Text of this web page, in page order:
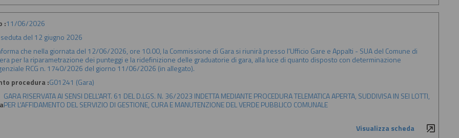
:11/06/2026
seduta del 12 giugno 2026
che nella giornata del 12/06/2026, ore 10.00, la Commissione di Gara si riunirà presso l'Ufficio Gare e Appalti - SUA del Comune di
per la riparametrazione dei punteggi e la ridefinizione delle graduatorie di gara, alla luce di quanto disposto con determinazione
RCG n. 1740/2026 del giorno 11/06/2026 (in allegato).
procedura :G01241 (Gara)
GARA RISERVATA AI SENSI DELL'ART. 61 DEL D.LGS. N. 36/2023 INDETTA MEDIANTE PROCEDURA TELEMATICA APERTA, SUDDIVISA IN SEI LOTTI,
PER L'AFFIDAMENTO DEL SERVIZIO DI GESTIONE, CURA E MANUTENZIONE DEL VERDE PUBBLICO COMUNALE
Visualizza scheda